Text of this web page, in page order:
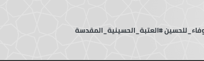
#العتبة_الحسينية_المقدسة